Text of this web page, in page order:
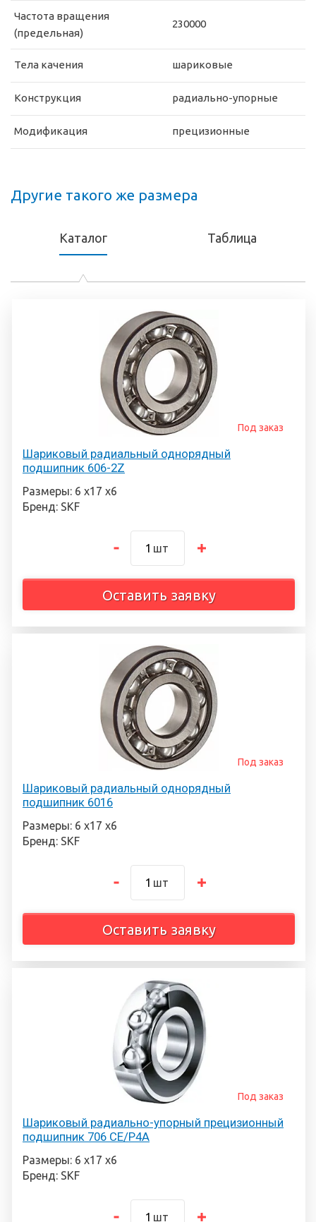
Частота вращения
(предельная)
230000
Тела качения шариковые
Конструкция радиально-упорные
Модификация прецизионные
Другие такого же размера
Каталог Таблица
Шариковый радиальный однорядный
подшипник 606-2Z
Под заказ
Размеры: 6 х17 х6
Бренд: SKF
шт
Оставить заявку
Шариковый радиальный однорядный
подшипник 6016
Под заказ
Размеры: 6 х17 х6
Бренд: SKF
шт
Оставить заявку
Шариковый радиально-упорный прецизионный
подшипник 706 CE/P4A
Под заказ
Размеры: 6 х17 х6
Бренд: SKF
шт